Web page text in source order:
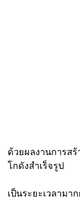
ด้วยผลงานการสร้
โกดังสำเร็จรูป
เป็นระยะเวลามา